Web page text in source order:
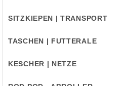
SITZKIEPEN | TRANSPORT
TASCHEN | FUTTERALE
KESCHER | NETZE